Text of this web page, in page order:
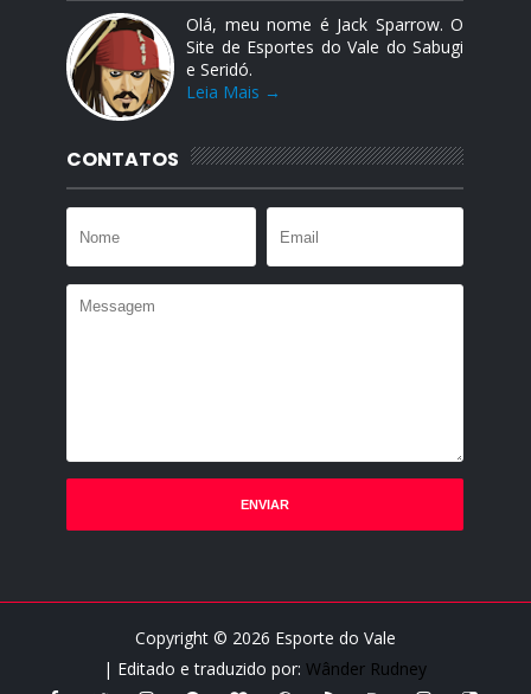
Olá, meu nome é Jack Sparrow. O
Site de Esportes do Vale do Sabugi
e Seridó.
Leia Mais →
CONTATOS
Copyright © 2026 Esporte do Vale
| Editado e traduzido por:Wânder Rudney